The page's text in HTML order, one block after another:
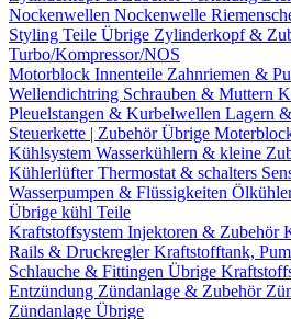
Nockenwellen Nockenwelle
Styling Teile Übrige Zylinderkopf &
Turbo/Kompressor/NOS
Motorblock Innenteile Zahnriemen &
Wellendichtring Schrauben & Muttern
Pleuelstangen & Kurbelwellen Lagern
Steuerkette | ZubehörÜbrige
Kühlsystem Wasserkühlern & kleine
KühlerlüfterThermostat & schalters
Wasserpumpen & Flüssigkeiten
Übrige kühl Teile
Kraftstoffsystem Injektoren & Zubehör
Rails & DruckreglerKraftstofftank,
Schlauche & Fittingen Übrige
Entzündung Zündanlage & Zubehör
Zündanlage Übrige